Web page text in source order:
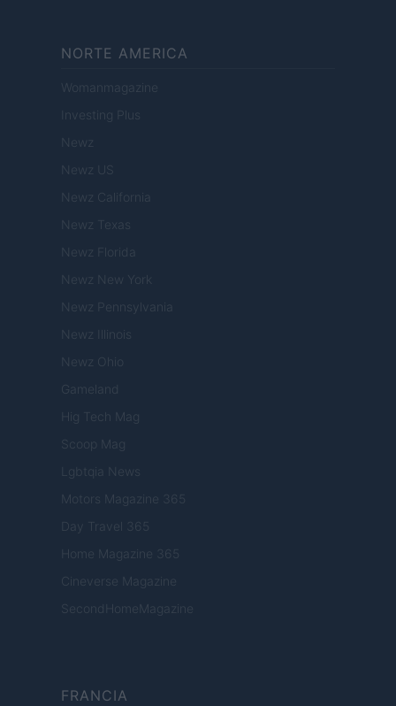
NORTE AMERICA
Womanmagazine
Investing Plus
Newz
Newz US
Newz California
Newz Texas
Newz Florida
Newz New York
Newz Pennsylvania
Newz Illinois
Newz Ohio
Gameland
Hig Tech Mag
Scoop Mag
Lgbtqia News
Motors Magazine 365
Day Travel 365
Home Magazine 365
Cineverse Magazine
SecondHomeMagazine
FRANCIA